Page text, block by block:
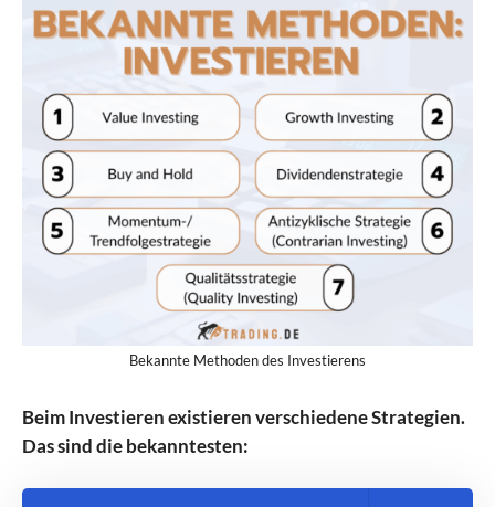
Bekannte Methoden des Investierens
Beim Investieren existieren verschiedene Strategien.
Das sind die bekanntesten: